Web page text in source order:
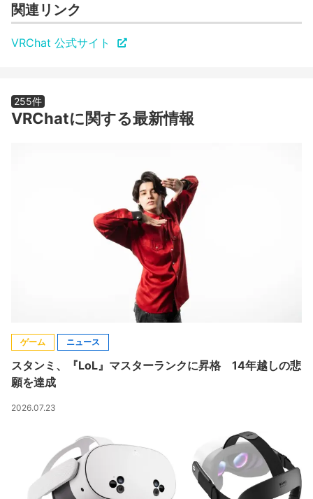
関連リンク
VRChat 公式サイト
255件
VRChatに関する最新情報
ゲーム ニュース
スタンミ、『LoL』マスターランクに昇格 14年越しの悲
願を達成
2026.07.23